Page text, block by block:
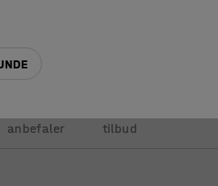
anbefaler
tilbud